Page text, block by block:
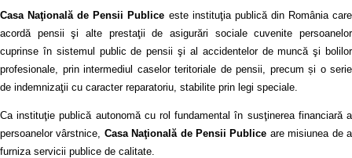
Casa Naţională de Pensii Publice este instituţia publică din România care
acordă pensii şi alte prestaţii de asigurări sociale cuvenite persoanelor
cuprinse în sistemul public de pensii şi al accidentelor de muncă şi bolilor
profesionale, prin intermediul caselor teritoriale de pensii, precum și o serie
de indemnizaţii cu caracter reparatoriu, stabilite prin legi speciale.
Ca instituţie publică autonomă cu rol fundamental în susţinerea financiară a
persoanelor vârstnice, Casa Naţională de Pensii Publice are misiunea de a
furniza servicii publice de calitate.